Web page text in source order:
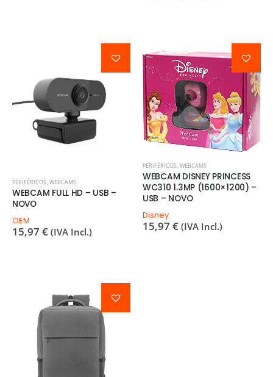
PERIFÉRICOS,WEBCAMS
WEBCAM FULL HD – USB –
NOVO
OEM
15,97 € (IVA Incl.)
PERIFÉRICOS,WEBCAMS
WEBCAM DISNEY PRINCESS
WC310 1.3MP (1600×1200) –
USB – NOVO
Disney
15,97 € (IVA Incl.)